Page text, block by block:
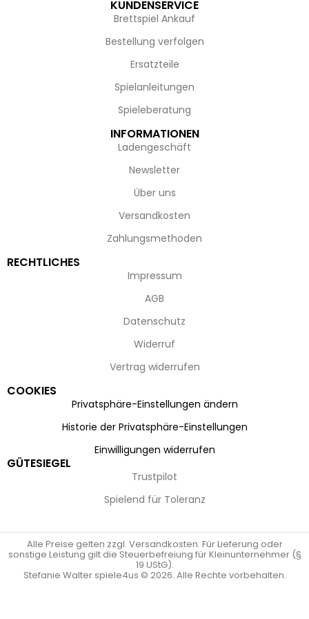
KUNDENSERVICE
Brettspiel Ankauf
Bestellung verfolgen
Ersatzteile
Spielanleitungen
Spieleberatung
INFORMATIONEN
Ladengeschäft
Newsletter
Über uns
Versandkosten
Zahlungsmethoden
RECHTLICHES
Impressum
AGB
Datenschutz
Widerruf
Vertrag widerrufen
COOKIES
Privatsphäre-Einstellungen ändern
Historie der Privatsphäre-Einstellungen
Einwilligungen widerrufen
GÜTESIEGEL
Trustpilot
Spielend für Toleranz
Alle Preise gelten zzgl. Versandkosten. Für Lieferung oder
sonstige Leistung gilt die Steuerbefreiung für Kleinunternehmer (§
19 UStG).
Stefanie Walter spiele4us © 2026. Alle Rechte vorbehalten.